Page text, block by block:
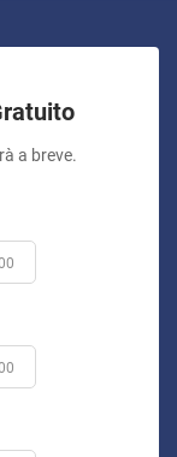
a breve.